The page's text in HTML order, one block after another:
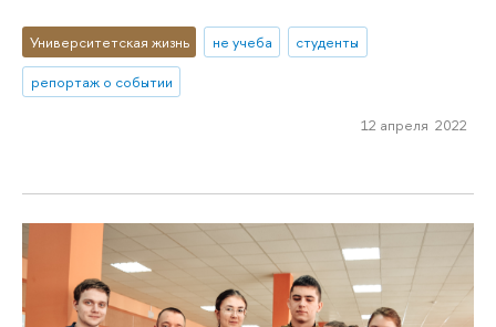
Университетская жизнь не учеба
студенты
репортаж о событии
12 апреля 2022